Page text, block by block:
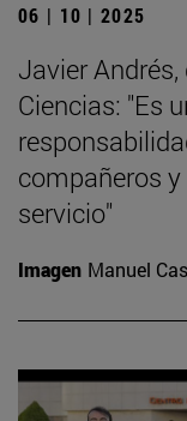
06 | 10 | 2025
Javier
Ciencias: "Es
compañeros
servicio"
Imagen Manuel